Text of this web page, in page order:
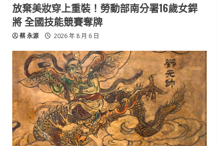
放棄美妝穿上重裝！勞動部南分署16歲女銲
將 全國技能競賽奪牌
蔡 永源 2026 年 8 月 6 日